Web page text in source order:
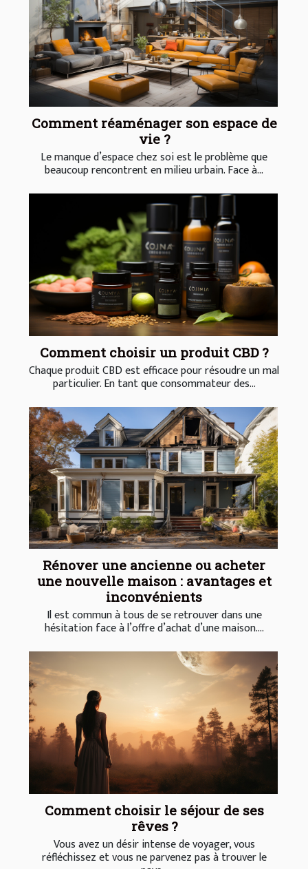
Comment réaménager son espace de
vie ?
Le manque d’espace chez soi est le problème que
beaucoup rencontrent en milieu urbain. Face à...
Comment choisir un produit CBD ?
Chaque produit CBD est efficace pour résoudre un mal
particulier. En tant que consommateur des...
Rénover une ancienne ou acheter
une nouvelle maison : avantages et
inconvénients
Il est commun à tous de se retrouver dans une
hésitation face à l’offre d’achat d’une maison....
Comment choisir le séjour de ses
rêves ?
Vous avez un désir intense de voyager, vous
réfléchissez et vous ne parvenez pas à trouver le